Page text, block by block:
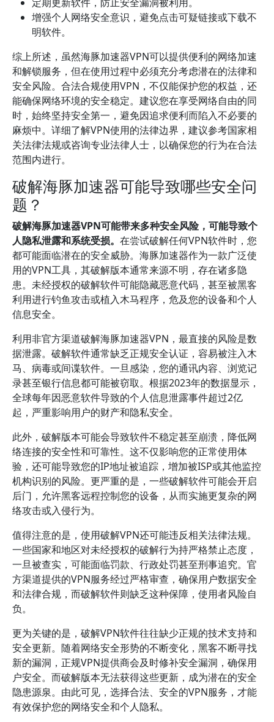
增强个人网络安全意识，避免点击可疑链接或下载不
明软件。
综上所述，虽然海豚加速器VPN可以提供便利的网络加速
和解锁服务，但在使用过程中必须充分考虑潜在的法律和
安全风险。合法合规使用VPN，不仅能保护您的权益，还
能确保网络环境的安全稳定。建议您在享受网络自由的同
时，始终坚持安全第一，避免因追求便利而陷入不必要的
麻烦中。详细了解VPN使用的法律边界，建议参考国家相
关法律法规或咨询专业法律人士，以确保您的行为在合法
范围内进行。
破解海豚加速器可能导致哪些安全问
题？
破解海豚加速器VPN可能带来多种安全风险，可能导致个
人隐私泄露和系统受损。 在尝试破解任何VPN软件时，您
都可能面临潜在的安全威胁。海豚加速器作为一款广泛使
用的VPN工具，其破解版本通常来源不明，存在诸多隐
患。未经授权的破解软件可能隐藏恶意代码，甚至被黑客
利用进行钓鱼攻击或植入木马程序，危及您的设备和个人
信息安全。
利用非官方渠道破解海豚加速器VPN，最直接的风险是数
据泄露。破解软件通常缺乏正规安全认证，容易被注入木
马、病毒或间谍软件。一旦感染，您的通讯内容、浏览记
录甚至银行信息都可能被窃取。根据2023年的数据显示，
全球每年因恶意软件导致的个人信息泄露事件超过2亿
起，严重影响用户的财产和隐私安全。
此外，破解版本可能会导致软件不稳定甚至崩溃，降低网
络连接的安全性和可靠性。这不仅影响您的正常使用体
验，还可能导致您的IP地址被追踪，增加被ISP或其他监控
机构识别的风险。更严重的是，一些破解软件可能会开启
后门，允许黑客远程控制您的设备，从而实施更复杂的网
络攻击或入侵行为。
值得注意的是，使用破解VPN还可能违反相关法律法规。
一些国家和地区对未经授权的破解行为持严格禁止态度，
一旦被查实，可能面临罚款、行政处罚甚至刑事追究。官
方渠道提供的VPN服务经过严格审查，确保用户数据安全
和法律合规，而破解软件则缺乏这种保障，使用者风险自
负。
更为关键的是，破解VPN软件往往缺少正规的技术支持和
安全更新。随着网络安全形势的不断变化，黑客不断寻找
新的漏洞，正规VPN提供商会及时修补安全漏洞，确保用
户安全。而破解版本无法获得这些更新，成为潜在的安全
隐患源泉。由此可见，选择合法、安全的VPN服务，才能
有效保护您的网络安全和个人隐私。